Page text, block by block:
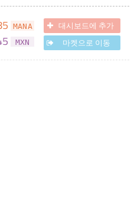
MANA
MXN
대시보드에 추가
마켓으로 이동